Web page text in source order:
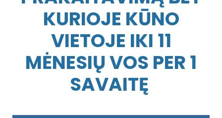
KURIOJE KŪNO
VIETOJE IKI 11
MĖNESIŲ VOS PER 1
SAVAITĘ